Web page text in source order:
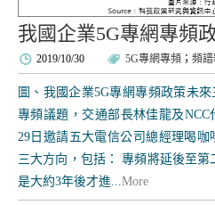
我國企業5G專網專頻
2019/10/30 5G專網專頻 ； 頻譜
圖、我國企業5G專網專頻政策未
專頻議題，交通部長林佳龍及NCC
29日邀請五大電信公司總經理喝
三大方向，包括： 專頻將延後至
是大約3年後才進...More